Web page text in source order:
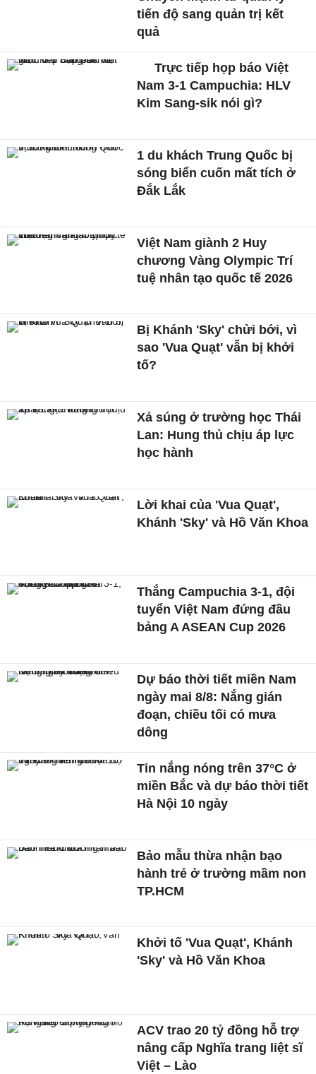
tiến độ sang quản trị kết
quả
Trực tiếp họp báo Việt
Nam 3-1 Campuchia: HLV
Kim Sang-sik nói gì?
1 du khách Trung Quốc bị
sóng biển cuốn mất tích ở
Đắk Lắk
Việt Nam giành 2 Huy
chương Vàng Olympic Trí
tuệ nhân tạo quốc tế 2026
Bị Khánh 'Sky' chửi bới, vì
sao 'Vua Quạt' vẫn bị khởi
tố?
Xả súng ở trường học Thái
Lan: Hung thủ chịu áp lực
học hành
Lời khai của 'Vua Quạt',
Khánh 'Sky' và Hồ Văn Khoa
Thắng Campuchia 3-1, đội
tuyển Việt Nam đứng đầu
bảng A ASEAN Cup 2026
Dự báo thời tiết miền Nam
ngày mai 8/8: Nắng gián
đoạn, chiều tối có mưa
dông
Tin nắng nóng trên 37°C ở
miền Bắc và dự báo thời tiết
Hà Nội 10 ngày
Bảo mẫu thừa nhận bạo
hành trẻ ở trường mầm non
TP.HCM
Khởi tố 'Vua Quạt', Khánh
'Sky' và Hồ Văn Khoa
ACV trao 20 tỷ đồng hỗ trợ
nâng cấp Nghĩa trang liệt sĩ
Việt – Lào